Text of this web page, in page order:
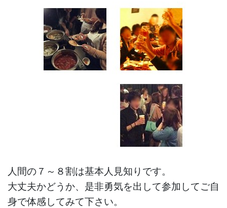
人間の７～８割は基本人見知りです。
大丈夫かどうか、是非勇気を出して参加してご自
身で体感してみて下さい。